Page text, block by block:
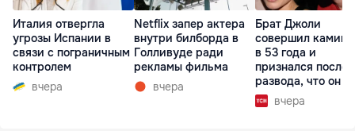
Италия отвергла
угрозы Испании в
связи с пограничным
контролем
вчера
Netflix запер актера
внутри билборда в
Голливуде ради
рекламы фильма
вчера
Брат Джоли
совершил
в 53 года и
признался после
развода, что он
вчера